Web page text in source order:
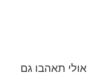
אולי תאהבו גם